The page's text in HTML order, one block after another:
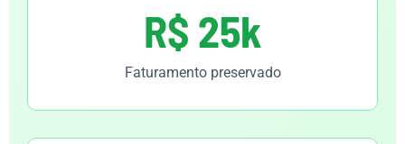
R$ 25k
Faturamento preservado